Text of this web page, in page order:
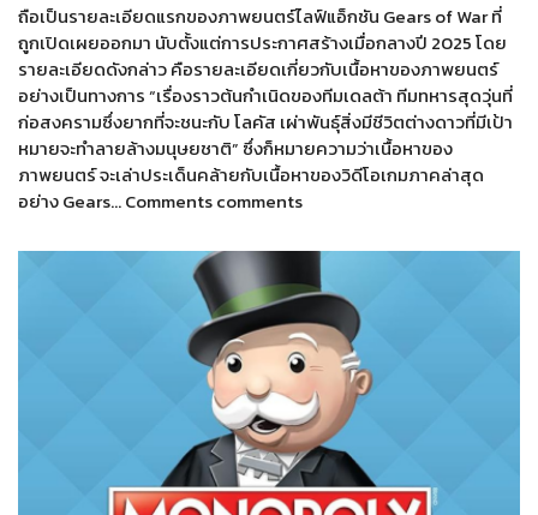
ถือเป็นรายละเอียดแรกของภาพยนตร์ไลฟ์แอ็กชัน Gears of War ที่
ถูกเปิดเผยออกมา นับตั้งแต่การประกาศสร้างเมื่อกลางปี 2025 โดย
รายละเอียดดังกล่าว คือรายละเอียดเกี่ยวกับเนื้อหาของภาพยนตร์
อย่างเป็นทางการ “เรื่องราวต้นกำเนิดของทีมเดลต้า ทีมทหารสุดวุ่นที่
ก่อสงครามซึ่งยากที่จะชนะกับ โลคัส เผ่าพันธุ์สิ่งมีชีวิตต่างดาวที่มีเป้า
หมายจะทำลายล้างมนุษยชาติ” ซึ่งก็หมายความว่าเนื้อหาของ
ภาพยนตร์ จะเล่าประเด็นคล้ายกับเนื้อหาของวิดีโอเกมภาคล่าสุด
อย่าง Gears… Comments comments